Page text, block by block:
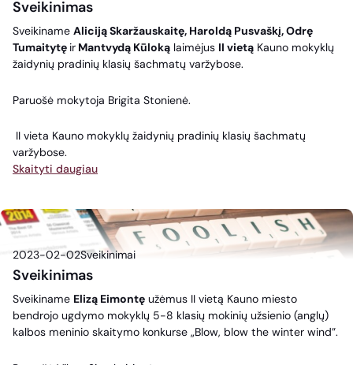
Sveikinimas
Sveikiname Aliciją Skaržauskaitę, Haroldą Pusvaškį, Odrę
Tumaitytę ir Mantvydą Kūloką laimėjus II vietą Kauno mokyklų
žaidynių pradinių klasių šachmatų varžybose.
Paruošė mokytoja Brigita Stonienė.
II vieta Kauno mokyklų žaidynių pradinių klasių šachmatų
varžybose.
Skaityti daugiau
2023-02-02Sveikinimai
Sveikinimas
Sveikiname Elizą Eimontę užėmus II vietą Kauno miesto
bendrojo ugdymo mokyklų 5-8 klasių mokinių užsienio (anglų)
kalbos meninio skaitymo konkurse „Blow, blow the winter wind”.